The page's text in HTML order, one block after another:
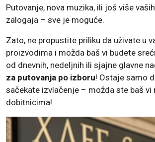
Putovanje, nova muzika, ili još više
zalogaja – sve je moguće.
Zato, ne propustite priliku da uživate u
proizvodima i možda baš vi budete
od dnevnih, nedeljnih ili sjajne glavne
za putovanja po izboru! Ostaje samo
sačekate izvlačenje – možda ste baš vi
dobitnicima!